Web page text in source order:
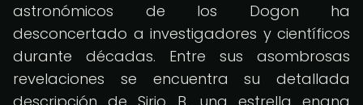
astronómicos de los Dogon ha
desconcertado a investigadores y científicos
durante décadas. Entre sus asombrosas
revelaciones se encuentra su detallada